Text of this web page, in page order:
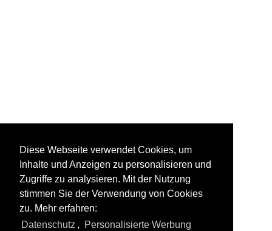
Alle Videos aus Dampfloks | Zahnrad
Diese Webseite verwendet Cookies, um
Inhalte und Anzeigen zu personalisieren und
Zugriffe zu analysieren. Mit der Nutzung
stimmen Sie der Verwendung von Cookies
zu. Mehr erfahren:
Datenschutz , Personalisierte Werbung